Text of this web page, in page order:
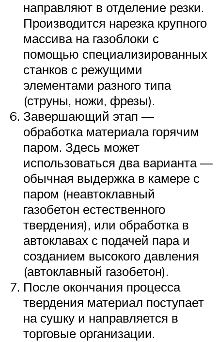
направляют в отделение резки.
Производится нарезка крупного
массива на газоблоки с
помощью специализированных
станков с режущими
элементами разного типа
(струны, ножи, фрезы).
Завершающий этап —
обработка материала горячим
паром. Здесь может
использоваться два варианта —
обычная выдержка в камере с
паром (неавтоклавный
газобетон естественного
твердения), или обработка в
автоклавах с подачей пара и
созданием высокого давления
(автоклавный газобетон).
После окончания процесса
твердения материал поступает
на сушку и направляется в
торговые организации.